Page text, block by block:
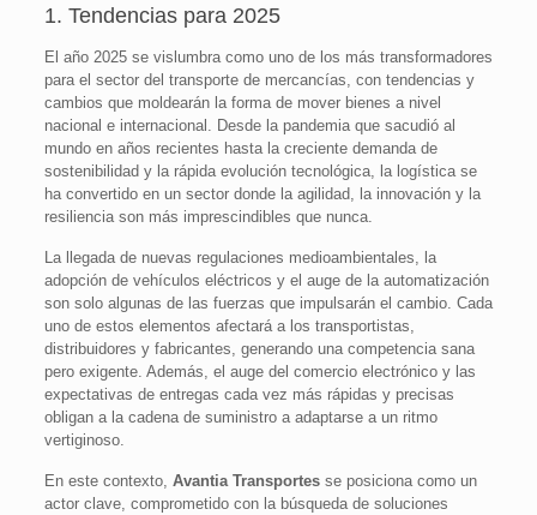
1. Tendencias para 2025
El año 2025 se vislumbra como uno de los más transformadores
para el sector del transporte de mercancías, con tendencias y
cambios que moldearán la forma de mover bienes a nivel
nacional e internacional. Desde la pandemia que sacudió al
mundo en años recientes hasta la creciente demanda de
sostenibilidad y la rápida evolución tecnológica, la logística se
ha convertido en un sector donde la agilidad, la innovación y la
resiliencia son más imprescindibles que nunca.
La llegada de nuevas regulaciones medioambientales, la
adopción de vehículos eléctricos y el auge de la automatización
son solo algunas de las fuerzas que impulsarán el cambio. Cada
uno de estos elementos afectará a los transportistas,
distribuidores y fabricantes, generando una competencia sana
pero exigente. Además, el auge del comercio electrónico y las
expectativas de entregas cada vez más rápidas y precisas
obligan a la cadena de suministro a adaptarse a un ritmo
vertiginoso.
En este contexto, Avantia Transportesse posiciona como un
actor clave, comprometido con la búsqueda de soluciones